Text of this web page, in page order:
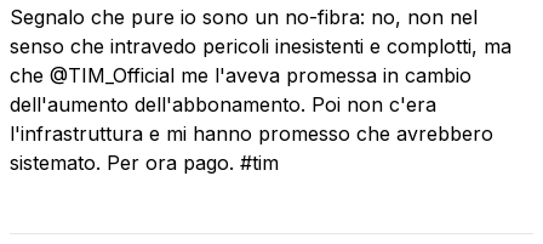
Segnalo che pure io sono un no-fibra: no, non nel
senso che intravedo pericoli inesistenti e complotti, ma
che @TIM_Official me l'aveva promessa in cambio
dell'aumento dell'abbonamento. Poi non c'era
l'infrastruttura e mi hanno promesso che avrebbero
sistemato. Per ora pago. #tim